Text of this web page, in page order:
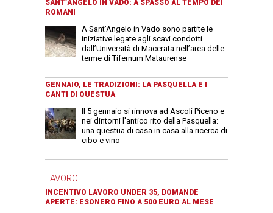
SANT’ANGELO IN VADO: A SPASSO AL TEMPO DEI
ROMANI
A Sant’Angelo in Vado sono partite le
iniziative legate agli scavi condotti
dall’Università di Macerata nell’area delle
terme di Tifernum Mataurense
GENNAIO, LE TRADIZIONI: LA PASQUELLA E I
CANTI DI QUESTUA
Il 5 gennaio si rinnova ad Ascoli Piceno e
nei dintorni l'antico rito della Pasquella:
una questua di casa in casa alla ricerca di
cibo e vino
LAVORO
INCENTIVO LAVORO UNDER 35, DOMANDE
APERTE: ESONERO FINO A 500 EURO AL MESE